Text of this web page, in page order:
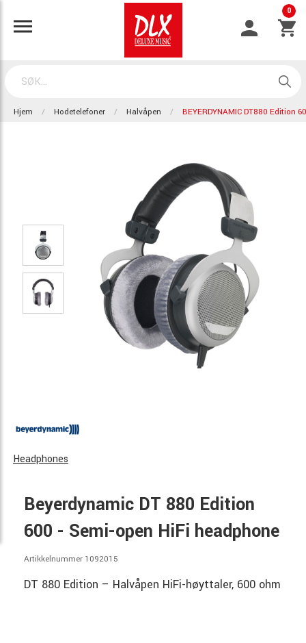
0
Hjem Hodetelefoner Halvåpen BEYERDYNAMIC DT880 Edition
Headphones
Beyerdynamic DT 880 Edition
600 - Semi-open HiFi headphone
Artikkelnummer 1092015
DT 880 Edition – Halvåpen HiFi-høyttaler, 600 ohm